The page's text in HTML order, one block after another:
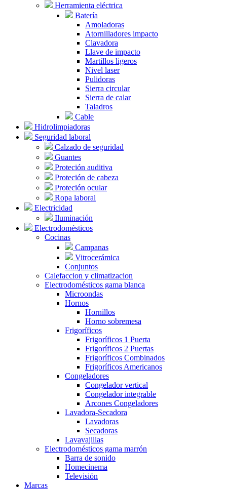
Herramienta eléctrica
Batería
Amoladoras
Atornilladores impacto
Clavadora
Llave de impacto
Martillos ligeros
Nivel laser
Pulidoras
Sierra circular
Sierra de calar
Taladros
Cable
Hidrolimpiadoras
Seguridad laboral
Calzado de seguridad
Guantes
Proteción auditiva
Proteción de cabeza
Proteción ocular
Ropa laboral
Electricidad
Iluminación
Electrodomésticos
Cocinas
Campanas
Vitrocerámica
Conjuntos
Calefaccion y climatizacion
Electrodomésticos gama blanca
Microondas
Hornos
Hornillos
Horno sobremesa
Frigoríficos
Frigoríficos 1 Puerta
Frigoríficos 2 Puertas
Frigoríficos Combinados
Frigoríficos Americanos
Congeladores
Congelador vertical
Congelador integrable
Arcones Congeladores
Lavadora-Secadora
Lavadoras
Secadoras
Lavavajillas
Electrodomésticos gama marrón
Barra de sonido
Homecinema
Televisión
Marcas